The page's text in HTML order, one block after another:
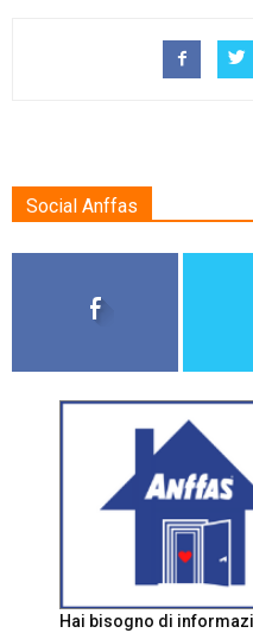
Social Anffas
Hai bisogno di